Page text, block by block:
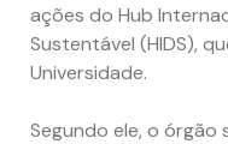
ações do Hub
Sustentável (HIDS),
Universidade.
Segundo ele, o órgão